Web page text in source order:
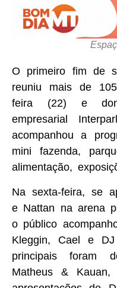
O primeiro fim de
reuniu mais de
feira (22) e
empresarial
acompanhou a
mini fazenda,
alimentação,
Na sexta-feira, se
e Nattan na arena
o público
Kleggin, Cael e
principais foram
Matheus &